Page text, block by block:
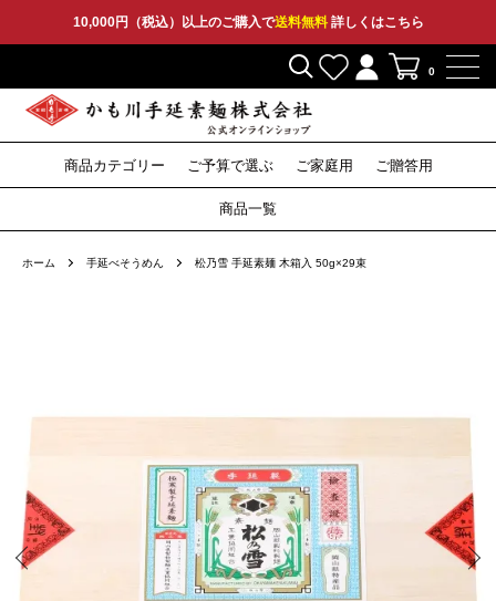
10,000円（税込）以上のご購入で送料無料詳しくはこちら
0
商品カテゴリー
うどん
そうめん
ひやむぎ
そば
つゆ
セット
その他
特産品
ご予算で選ぶ
〜1,999円
2,000円〜
3,000円〜
5,000円〜
10,000円〜
ご家庭用
うどん
そうめん
ひやむぎ
そば
つゆ
セット
その他
ご贈答用
うどん
そうめん
ひやむぎ
そば
セット
その他
商品一覧
ホーム 手延べそうめん 松乃雪 手延素麺 木箱入 50g×29束